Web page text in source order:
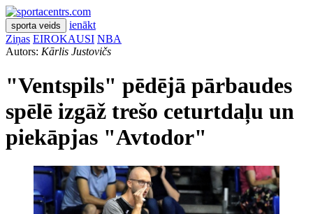
sporta veids
ienākt
Ziņas EIROKAUSI NBA
Autors: Kārlis Justovičs
"Ventspils" pēdējā pārbaudes
spēlē izgāž trešo ceturtdaļu un
piekāpjas "Avtodor"